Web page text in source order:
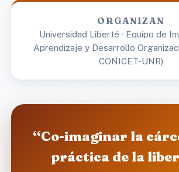
ORGANIZAN
Universidad Liberté · Equipo de
Aprendizaje y Desarrollo
CONICET-UNR)
“Co-imaginar la
práctica de la